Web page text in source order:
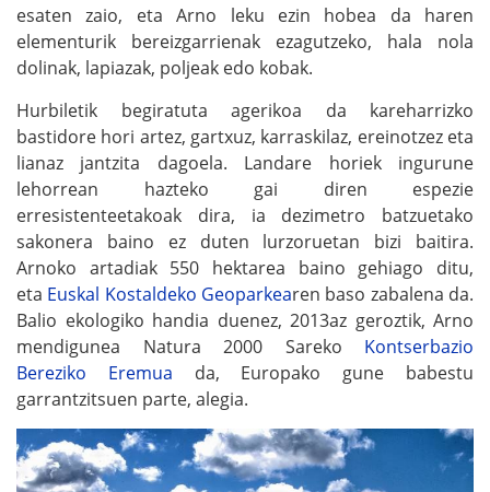
esaten zaio, eta Arno leku ezin hobea da haren
elementurik bereizgarrienak ezagutzeko, hala nola
dolinak, lapiazak, poljeak edo kobak.
Hurbiletik begiratuta agerikoa da kareharrizko
bastidore hori artez, gartxuz, karraskilaz, ereinotzez eta
lianaz jantzita dagoela. Landare horiek ingurune
lehorrean hazteko gai diren espezie
erresistenteetakoak dira, ia dezimetro batzuetako
sakonera baino ez duten lurzoruetan bizi baitira.
Arnoko artadiak 550 hektarea baino gehiago ditu,
eta Euskal Kostaldeko Geoparkearen baso zabalena da.
Balio ekologiko handia duenez, 2013az geroztik, Arno
mendigunea Natura 2000 Sareko Kontserbazio
Bereziko Eremua da, Europako gune babestu
garrantzitsuen parte, alegia.